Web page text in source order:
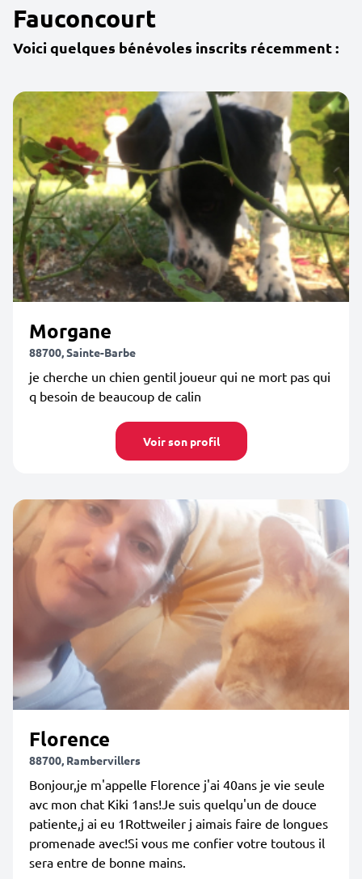
Fauconcourt
Voici quelques bénévoles inscrits récemment :
Morgane
88700, Sainte-Barbe
je cherche un chien gentil joueur qui ne mort pas qui
q besoin de beaucoup de calin
Voir son profil
Florence
88700, Rambervillers
Bonjour,je m'appelle Florence j'ai 40ans je vie seule
avc mon chat Kiki 1ans!Je suis quelqu'un de douce
patiente,j ai eu 1Rottweiler j aimais faire de longues
promenade avec!Si vous me confier votre toutous il
sera entre de bonne mains.